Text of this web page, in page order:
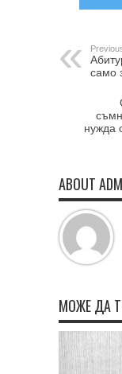
само
нужда
ABOUT
МОЖЕ ДА